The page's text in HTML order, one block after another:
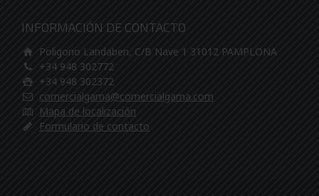
INFORMACIÓN DE CONTACTO
Poligono Landaben, C/B Nave 1 31012 PAMPLONA
+34 948 302772
+34 948 302372
comercialgama@comercialgama.com
Mapa de localización
Formulario de contacto